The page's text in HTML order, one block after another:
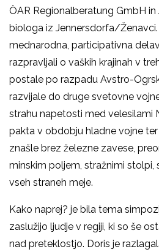
ÖAR Regionalberatung GmbH in
biologa iz Jennersdorfa/
mednarodna, participativna
razpravljali o vaških krajinah v
postale po razpadu Avstro-
razvijale do druge svetovne
strahu napetosti med velesilami
pakta v obdobju hladne vojne
znašle brez železne zavese,
minskim poljem, stražnimi stolpi,
vseh straneh meje.
Kako naprej? je bila tema
zaslužijo ljudje v regiji, ki so še
nad preteklostjo. Doris je